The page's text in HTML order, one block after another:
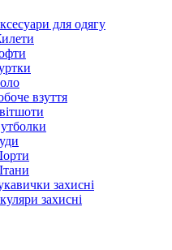
для одягу
взуття
захисні
захисні